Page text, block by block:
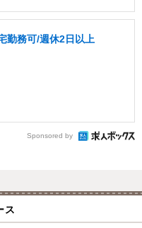
勤務可/週休2日以上
Sponsored by
ス